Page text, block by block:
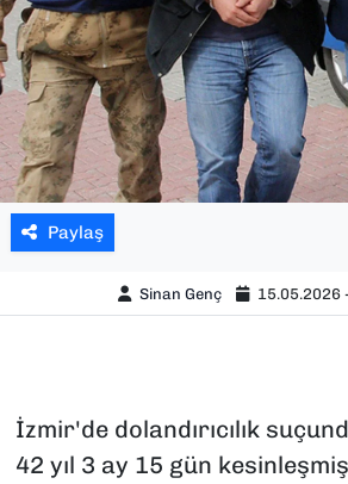
Paylaş
Sinan Genç 15.05.2026
İzmir'de dolandırıcılık
42 yıl 3 ay 15 gün
TEKNOLOJİ
YAŞAM
YEREL YÖNETİMLER